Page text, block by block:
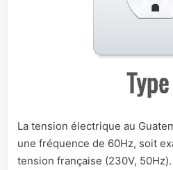
La tension électrique au
une fréquence de 60Hz, soit
tension française (230V,